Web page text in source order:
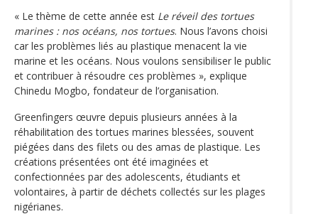
« Le thème de cette année est Le réveil des tortues
marines : nos océans, nos tortues. Nous l’avons choisi
car les problèmes liés au plastique menacent la vie
marine et les océans. Nous voulons sensibiliser le public
et contribuer à résoudre ces problèmes », explique
Chinedu Mogbo, fondateur de l’organisation.
Greenfingers œuvre depuis plusieurs années à la
réhabilitation des tortues marines blessées, souvent
piégées dans des filets ou des amas de plastique. Les
créations présentées ont été imaginées et
confectionnées par des adolescents, étudiants et
volontaires, à partir de déchets collectés sur les plages
nigérianes.